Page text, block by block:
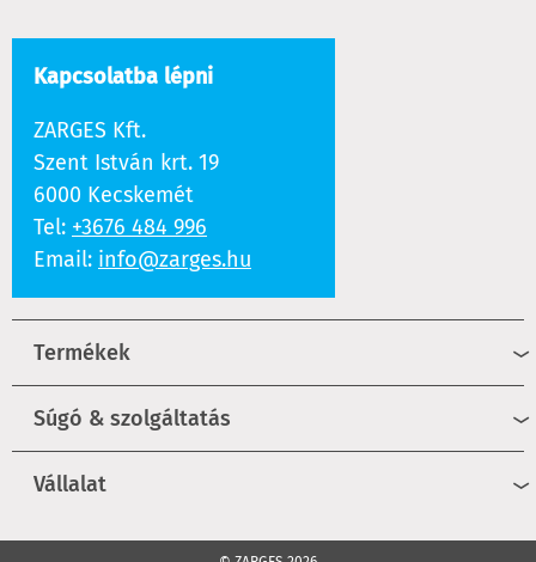
Kapcsolatba lépni
ZARGES Kft.
Szent István krt. 19
6000 Kecskemét
Tel: +3676 484 996
Email: info@zarges.hu
Termékek
Súgó & szolgáltatás
Vállalat